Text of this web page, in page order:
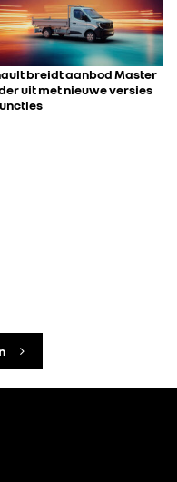
breidt aanbod Master
uit met nieuwe versies